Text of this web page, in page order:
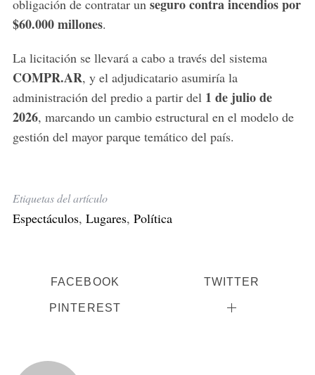
obligación de contratar un seguro contra incendios por
$60.000 millones.
La licitación se llevará a cabo a través del sistema
COMPR.AR, y el adjudicatario asumiría la
administración del predio a partir del 1 de julio de
2026, marcando un cambio estructural en el modelo de
gestión del mayor parque temático del país.
Etiquetas del artículo
Espectáculos, Lugares, Política
FACEBOOK TWITTER
PINTEREST